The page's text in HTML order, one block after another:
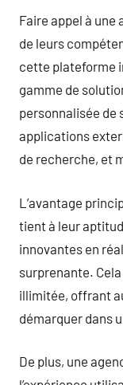
Faire appel à
de leurs
cette plateforme
gamme de
personnalisée de
applications
de recherche, et
L’avantage
tient à leur
innovantes en
surprenante.
illimitée, offrant
démarquer dans
De plus, une